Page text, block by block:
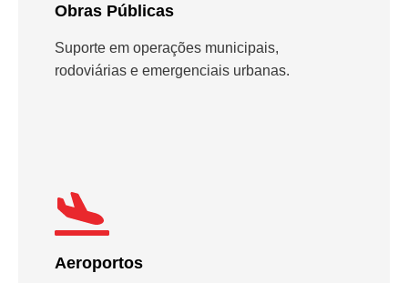
Obras Públicas
Suporte em operações municipais,
rodoviárias e emergenciais urbanas.
Aeroportos